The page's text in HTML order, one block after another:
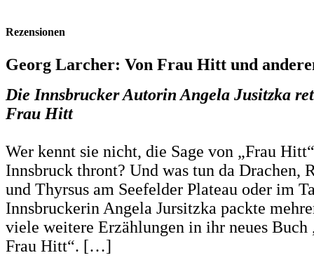
Rezensionen
Georg Larcher: Von Frau Hitt und
Die Innsbrucker Autorin Angela Jusitzka
Frau Hitt
Wer kennt sie nicht, die Sage von „Frau
Innsbruck thront? Und was tun da Drachen,
und Thyrsus am Seefelder Plateau oder im
Innsbruckerin Angela Jursitzka packte
viele weitere Erzählungen in ihr neues Buch
Frau Hitt“. […]